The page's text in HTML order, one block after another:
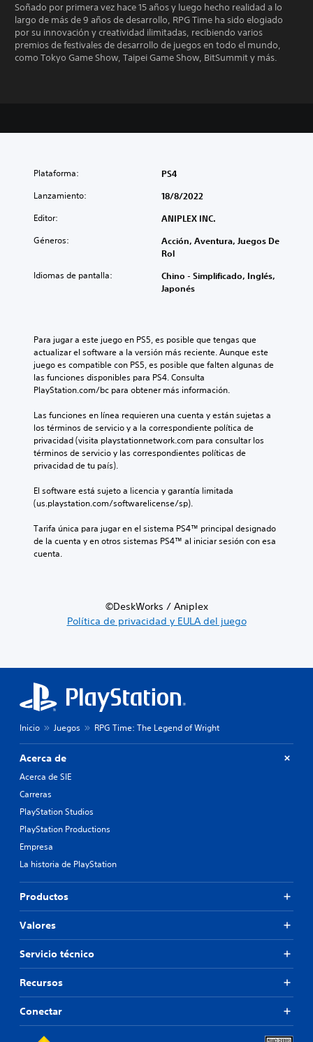
Soñado por primera vez hace 15 años y luego hecho realidad a lo
largo de más de 9 años de desarrollo, RPG Time ha sido elogiado
por su innovación y creatividad ilimitadas, recibiendo varios
premios de festivales de desarrollo de juegos en todo el mundo,
como Tokyo Game Show, Taipei Game Show, BitSummit y más.
Plataforma: PS4
Lanzamiento: 18/8/2022
Editor: ANIPLEX INC.
Géneros:
Acción, Aventura, Juegos De
Rol
Idiomas de pantalla:
Chino - Simplificado, Inglés,
Japonés
Para jugar a este juego en PS5, es posible que tengas que
actualizar el software a la versión más reciente. Aunque este
juego es compatible con PS5, es posible que falten algunas de
las funciones disponibles para PS4. Consulta
PlayStation.com/bc para obtener más información.
Las funciones en línea requieren una cuenta y están sujetas a
los términos de servicio y a la correspondiente política de
privacidad (visita playstationnetwork.com para consultar los
términos de servicio y las correspondientes políticas de
privacidad de tu país).
El software está sujeto a licencia y garantía limitada
(us.playstation.com/softwarelicense/sp).
Tarifa única para jugar en el sistema PS4™ principal designado
de la cuenta y en otros sistemas PS4™ al iniciar sesión con esa
cuenta.
©DeskWorks / Aniplex
Política de privacidad y EULA del juego
Inicio Juegos RPG Time: The Legend of Wright
Acerca de
Acerca de SIE
Carreras
PlayStation Studios
PlayStation Productions
Empresa
La historia de PlayStation
Productos
Valores
Servicio técnico
Recursos
Conectar